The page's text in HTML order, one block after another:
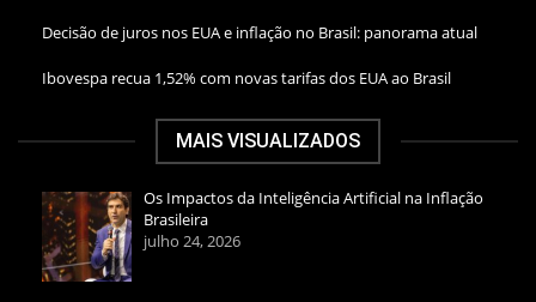
Decisão de juros nos EUA e inflação no Brasil: panorama atual
Ibovespa recua 1,52% com novas tarifas dos EUA ao Brasil
MAIS VISUALIZADOS
Os Impactos da Inteligência Artificial na Inflação
Brasileira
julho 24, 2026